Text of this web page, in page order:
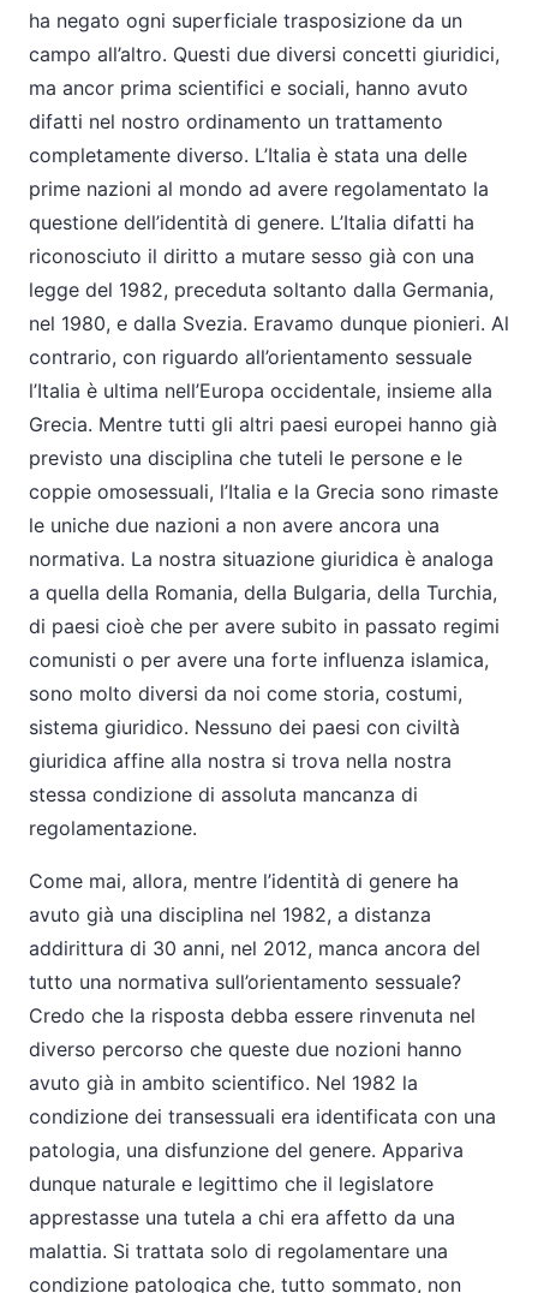
ha negato ogni superficiale trasposizione da un
campo all’altro. Questi due diversi concetti giuridici,
ma ancor prima scientifici e sociali, hanno avuto
difatti nel nostro ordinamento un trattamento
completamente diverso. L’Italia è stata una delle
prime nazioni al mondo ad avere regolamentato la
questione dell’identità di genere. L’Italia difatti ha
riconosciuto il diritto a mutare sesso già con una
legge del 1982, preceduta soltanto dalla Germania,
nel 1980, e dalla Svezia. Eravamo dunque pionieri. Al
contrario, con riguardo all’orientamento sessuale
l’Italia è ultima nell’Europa occidentale, insieme alla
Grecia. Mentre tutti gli altri paesi europei hanno già
previsto una disciplina che tuteli le persone e le
coppie omosessuali, l’Italia e la Grecia sono rimaste
le uniche due nazioni a non avere ancora una
normativa. La nostra situazione giuridica è analoga
a quella della Romania, della Bulgaria, della Turchia,
di paesi cioè che per avere subito in passato regimi
comunisti o per avere una forte influenza islamica,
sono molto diversi da noi come storia, costumi,
sistema giuridico. Nessuno dei paesi con civiltà
giuridica affine alla nostra si trova nella nostra
stessa condizione di assoluta mancanza di
regolamentazione.
Come mai, allora, mentre l’identità di genere ha
avuto già una disciplina nel 1982, a distanza
addirittura di 30 anni, nel 2012, manca ancora del
tutto una normativa sull’orientamento sessuale?
Credo che la risposta debba essere rinvenuta nel
diverso percorso che queste due nozioni hanno
avuto già in ambito scientifico. Nel 1982 la
condizione dei transessuali era identificata con una
patologia, una disfunzione del genere. Appariva
dunque naturale e legittimo che il legislatore
apprestasse una tutela a chi era affetto da una
malattia. Si trattata solo di regolamentare una
condizione patologica che, tutto sommato, non